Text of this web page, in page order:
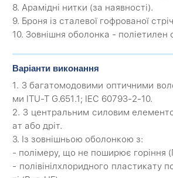
8. Арамідні нитки (за наявності).
9. Броня із сталевої гофрованої
10. Зовнішня оболонка - поліетилен
Варіанти виконання
1. З багатомодовими оптичними
ми ITU-T G.651.1; IEC 60793-2-10.
2. З центральним силовим
ат або дріт.
3. Із зовнішньою оболонкою з:
- полімеру, що не поширює горіння
- полівінілхлоридного пластикату